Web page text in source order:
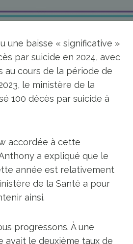
une baisse « significative »
par suicide en 2024, avec
au cours de la période de
le ministère de la
100 décès par suicide à
accordée à cette
a expliqué que le
année est relativement
de la Santé a pour
ainsi.
progressons. À une
avait le deuxième taux de